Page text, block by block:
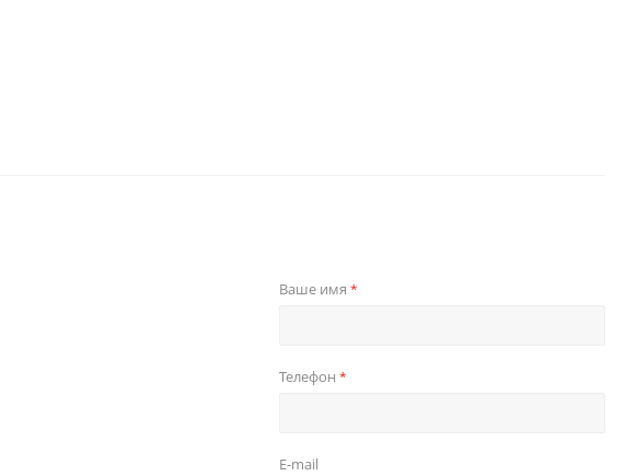
Ваше имя *
Телефон *
E-mail